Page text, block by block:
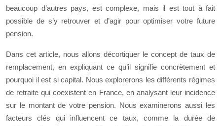
beaucoup d’autres pays, est complexe, mais il est tout à fait
possible de s’y retrouver et d’agir pour optimiser votre future
pension.
Dans cet article, nous allons décortiquer le concept de taux de
remplacement, en expliquant ce qu’il signifie concrètement et
pourquoi il est si capital. Nous explorerons les différents régimes
de retraite qui coexistent en France, en analysant leur incidence
sur le montant de votre pension. Nous examinerons aussi les
facteurs clés qui influencent ce taux, comme la durée de